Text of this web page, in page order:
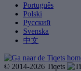
Português
Polski
Русский
Svenska
中文
© 2014-2026 Tiqets